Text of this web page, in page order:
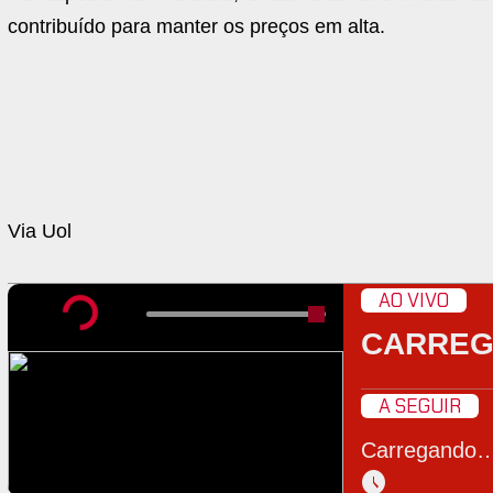
contribuído para manter os preços em alta.
Via Uol
AO VIVO
A SEGUIR
schedule